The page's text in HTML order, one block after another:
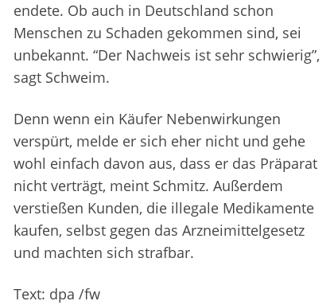
endete. Ob auch in Deutschland schon
Menschen zu Schaden gekommen sind, sei
unbekannt. “Der Nachweis ist sehr schwierig”,
sagt Schweim.
Denn wenn ein Käufer Nebenwirkungen
verspürt, melde er sich eher nicht und gehe
wohl einfach davon aus, dass er das Präparat
nicht verträgt, meint Schmitz. Außerdem
verstießen Kunden, die illegale Medikamente
kaufen, selbst gegen das Arzneimittelgesetz
und machten sich strafbar.
Text: dpa /fw